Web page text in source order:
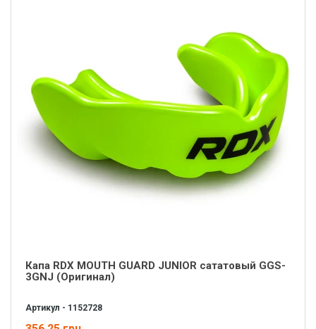
Капа RDX MOUTH GUARD JUNIOR сататовый GGS-
3GNJ (Оригинал)
Артикул - 1152728